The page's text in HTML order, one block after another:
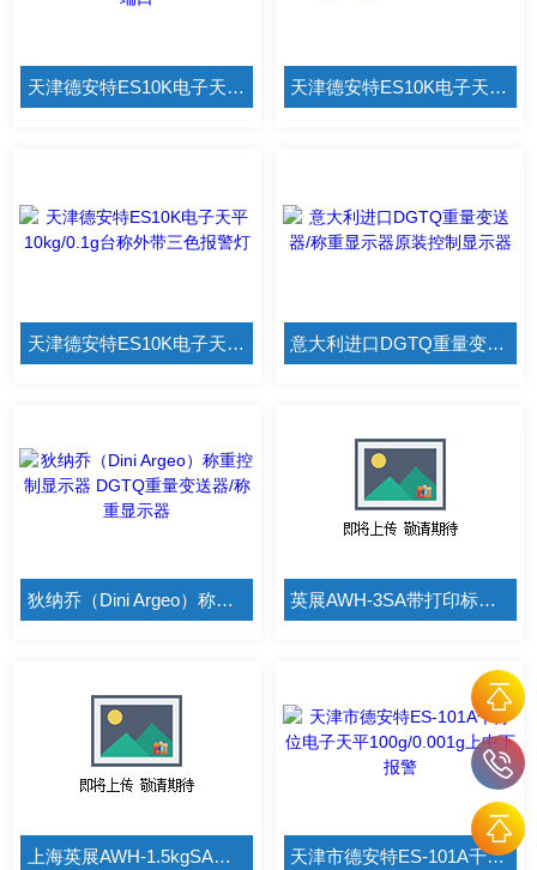
天津德安特ES10K电子天平20kg/0.1g台称标准RS232通讯端口 天津德安特ES10K电子天平15kg/0.1g台称选配USB接口
天津德安特ES10K电子天平10kg/0.1g台称外带三色报警灯 意大利进口DGTQ重量变送器/称重显示器原装控制显示器
狄纳乔（Dini Argeo）称重控制显示器 DGTQ重量变送器/称重显示器 英展AWH-3SA带打印标签机电子秤
上海英展AWH-1.5kgSA便宜计重桌秤 天津市德安特ES-101A千分位电子天平100g/0.001g上中下报警